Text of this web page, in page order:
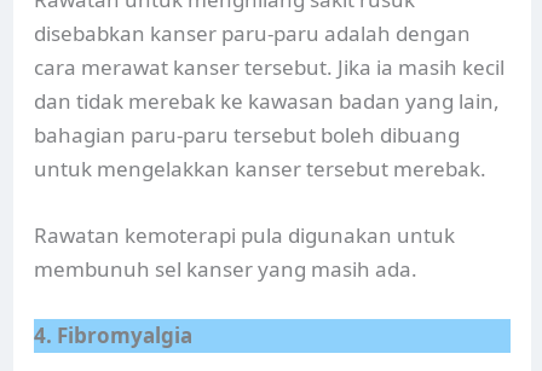
disebabkan kanser paru-paru adalah dengan
cara merawat kanser tersebut. Jika ia masih kecil
dan tidak merebak ke kawasan badan yang lain,
bahagian paru-paru tersebut boleh dibuang
untuk mengelakkan kanser tersebut merebak.
Rawatan kemoterapi pula digunakan untuk
membunuh sel kanser yang masih ada.
4. Fibromyalgia